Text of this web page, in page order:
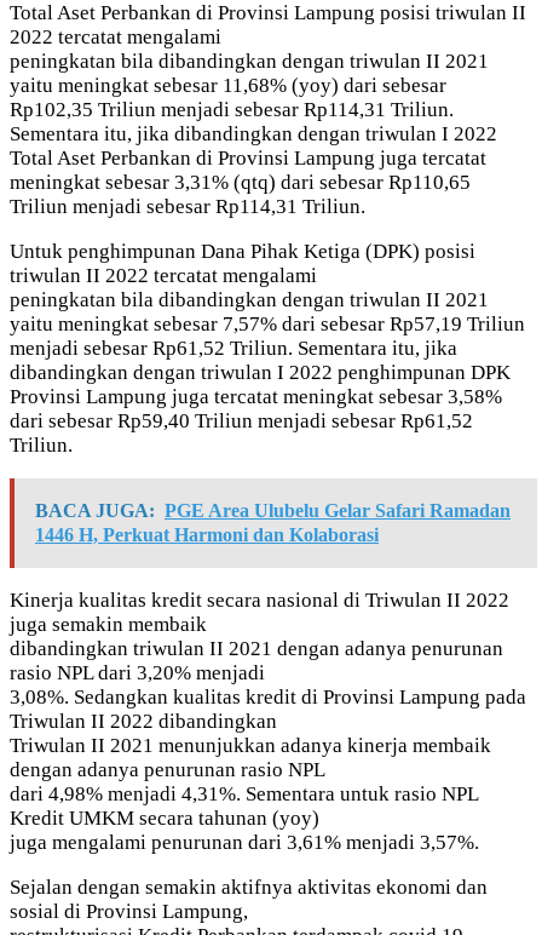
Total Aset Perbankan di Provinsi Lampung posisi triwulan II
2022 tercatat mengalami
peningkatan bila dibandingkan dengan triwulan II 2021
yaitu meningkat sebesar 11,68% (yoy) dari sebesar
Rp102,35 Triliun menjadi sebesar Rp114,31 Triliun.
Sementara itu, jika dibandingkan dengan triwulan I 2022
Total Aset Perbankan di Provinsi Lampung juga tercatat
meningkat sebesar 3,31% (qtq) dari sebesar Rp110,65
Triliun menjadi sebesar Rp114,31 Triliun.
Untuk penghimpunan Dana Pihak Ketiga (DPK) posisi
triwulan II 2022 tercatat mengalami
peningkatan bila dibandingkan dengan triwulan II 2021
yaitu meningkat sebesar 7,57% dari sebesar Rp57,19 Triliun
menjadi sebesar Rp61,52 Triliun. Sementara itu, jika
dibandingkan dengan triwulan I 2022 penghimpunan DPK
Provinsi Lampung juga tercatat meningkat sebesar 3,58%
dari sebesar Rp59,40 Triliun menjadi sebesar Rp61,52
Triliun.
BACA JUGA: PGE Area Ulubelu Gelar Safari Ramadan
1446 H, Perkuat Harmoni dan Kolaborasi
Kinerja kualitas kredit secara nasional di Triwulan II 2022
juga semakin membaik
dibandingkan triwulan II 2021 dengan adanya penurunan
rasio NPL dari 3,20% menjadi
3,08%. Sedangkan kualitas kredit di Provinsi Lampung pada
Triwulan II 2022 dibandingkan
Triwulan II 2021 menunjukkan adanya kinerja membaik
dengan adanya penurunan rasio NPL
dari 4,98% menjadi 4,31%. Sementara untuk rasio NPL
Kredit UMKM secara tahunan (yoy)
juga mengalami penurunan dari 3,61% menjadi 3,57%.
Sejalan dengan semakin aktifnya aktivitas ekonomi dan
sosial di Provinsi Lampung,